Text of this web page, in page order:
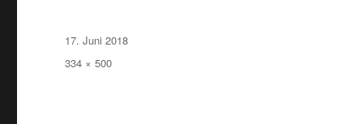
Veröffentlicht
am
17. Juni 2018
Volle
334 × 500